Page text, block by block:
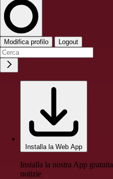
Modifica profilo Logout
Installa la Web App
Installa la nostra App
notizie